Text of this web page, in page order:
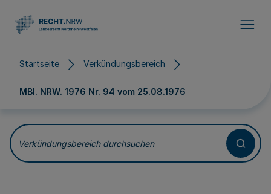
Startseite Verkündungsbereich
MBl. NRW. 1976 Nr. 94 vom 25.08.1976
Verkündungsbereich durchsuchen